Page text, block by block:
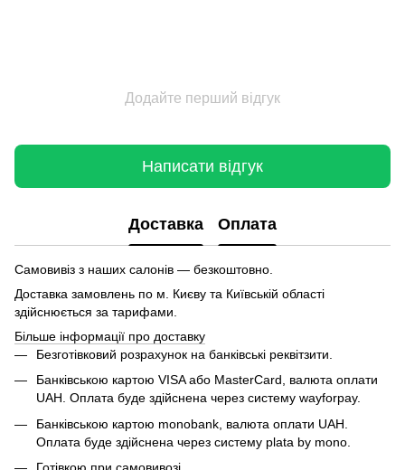
Додайте перший відгук
Написати відгук
Доставка Оплата
Самовивіз з наших салонів — безкоштовно.
Доставка замовлень по м. Києву та Київській області
здійснюється за тарифами.
Більше інформації про доставку
Безготівковий розрахунок на банківські реквітзити.
Банківською картою VISA або MasterCard, валюта оплати
UAH. Оплата буде здійснена через систему wayforpay.
Банківською картою monobank, валюта оплати UAH.
Оплата буде здійснена через систему plata by mono.